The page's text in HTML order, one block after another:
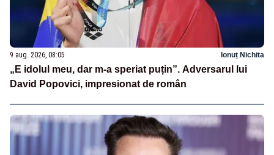
9 aug. 2026, 08:05 Ionuț Nichita
„E idolul meu, dar m-a speriat puțin”. Adversarul lui
David Popovici, impresionat de român